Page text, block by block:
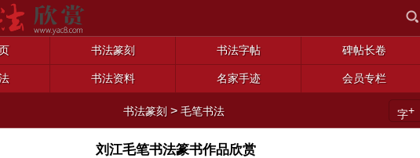
书法篆刻 书法字帖 碑帖长卷
书法资料 名家手迹 会员专栏
书法篆刻 >毛笔书法 字+
刘江毛笔书法篆书作品欣赏